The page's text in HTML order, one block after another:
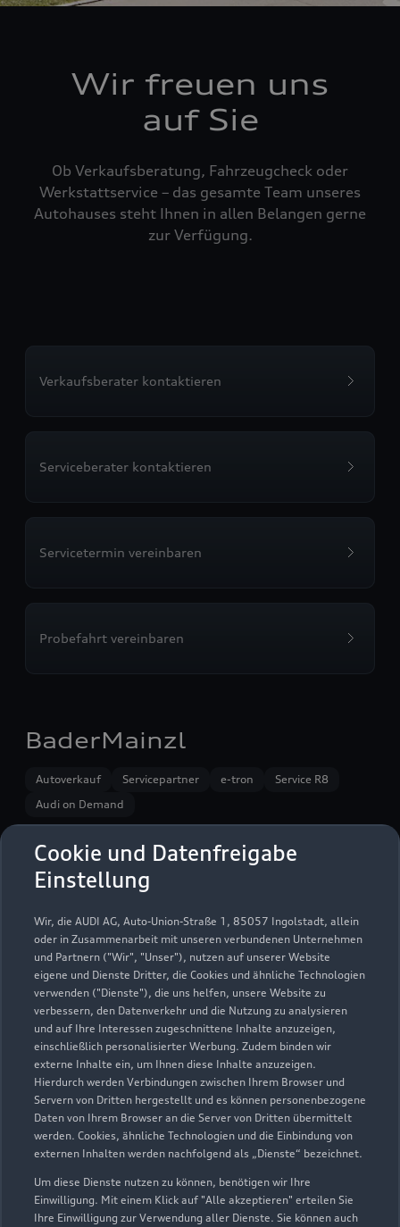
Cookie und Datenfreigabe
Einstellung
Wir, die AUDI AG, Auto-Union-Straße 1, 85057 Ingolstadt, allein
oder in Zusammenarbeit mit unseren verbundenen Unternehmen
und Partnern ("Wir", "Unser"), nutzen auf unserer Website
eigene und Dienste Dritter, die Cookies und ähnliche Technologien
verwenden ("Dienste"), die uns helfen, unsere Website zu
verbessern, den Datenverkehr und die Nutzung zu analysieren
und auf Ihre Interessen zugeschnittene Inhalte anzuzeigen,
einschließlich personalisierter Werbung. Zudem binden wir
externe Inhalte ein, um Ihnen diese Inhalte anzuzeigen.
Hierdurch werden Verbindungen zwischen Ihrem Browser und
Servern von Dritten hergestellt und es können personenbezogene
Daten von Ihrem Browser an die Server von Dritten übermittelt
werden. Cookies, ähnliche Technologien und die Einbindung von
externen Inhalten werden nachfolgend als „Dienste“ bezeichnet.
Um diese Dienste nutzen zu können, benötigen wir Ihre
Einwilligung. Mit einem Klick auf "Alle akzeptieren" erteilen Sie
Ihre Einwilligung zur Verwendung aller Dienste. Sie können auch
Wir freuen uns
auf Sie
Ob Verkaufsberatung, Fahrzeugcheck oder
Werkstattservice – das gesamte Team unseres
Autohauses steht Ihnen in allen Belangen gerne
zur Verfügung.
Verkaufsberater kontaktieren
Serviceberater kontaktieren
Servicetermin vereinbaren
Probefahrt vereinbaren
BaderMainzl
Autoverkauf Servicepartner e-tron
Service R8
Audi on Demand
Münchener Straße 2
83052 Bruckmühl
08061 4977710
kontakt.audi.hf@badermainzl.de